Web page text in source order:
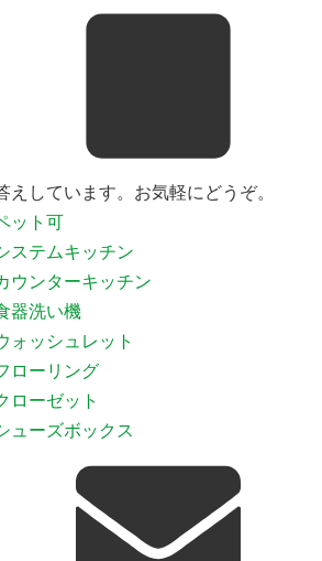
えしています。お気軽にどうぞ。
ット可
ステムキッチン
ウンターキッチン
器洗い機
ォッシュレット
ローリング
ローゼット
ューズボックス